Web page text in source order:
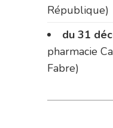
République)
du 31
pharmacie
Fabre)